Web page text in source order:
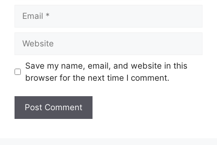
Save my name, email, and website in this
browser for the next time I comment.